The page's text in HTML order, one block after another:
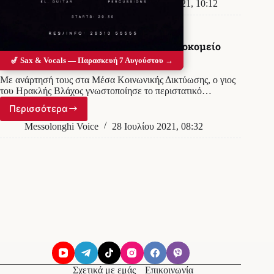
ο
Ανέστης
Messolonghi Voice 24 Αυγούστου 2021, 10:12
Ανέστης Βλάχος: Νοσηλεύεται στο νοσοκομείο
Ευαγγελισμός
Με ανάρτησή τους στα Μέσα Κοινωνικής Δικτύωσης, ο γιος
του Ηρακλής Βλάχος γνωστοποίησε το περιστατικό…
Περισσότερα
Ανέστης
Βλάχος:
Messolonghi Voice 28 Ιουλίου 2021, 08:32
Σχετικά με εμάς Επικοινωνία
🎷 Sax & Vocals — Παρασκευή 7 Αυγούστου →